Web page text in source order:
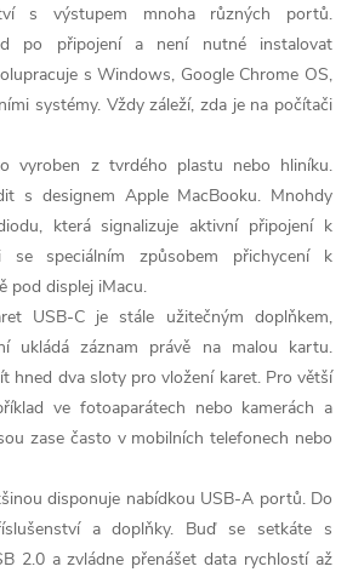
s výstupem mnoha různých portů.
po připojení a není nutné instalovat
s Windows, Google Chrome OS,
systémy. Vždy záleží, zda je na počítači
vyroben z tvrdého plastu nebo hliníku.
s designem Apple MacBooku. Mnohdy
která signalizuje aktivní připojení k
speciálním způsobem přichycení k
pod displej iMacu.
USB-C je stále užitečným doplňkem,
ukládá záznam právě na malou kartu.
hned dva sloty pro vložení karet. Pro větší
ve fotoaparátech nebo kamerách a
zase často v mobilních telefonech nebo
disponuje nabídkou USB-A portů. Do
a doplňky. Buď se setkáte s
2.0 a zvládne přenášet data rychlostí až